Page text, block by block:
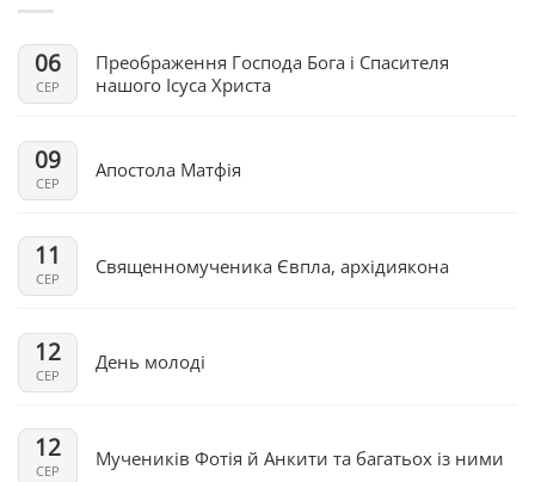
06
СЕР
Преображення Господа Бога і Спасителя
нашого Ісуса Христа
09
СЕР
Апостола Матфія
11
СЕР
Священномученика Євпла, архідиякона
12
СЕР
День молоді
12
СЕР
Мучеників Фотія й Анкити та багатьох із ними